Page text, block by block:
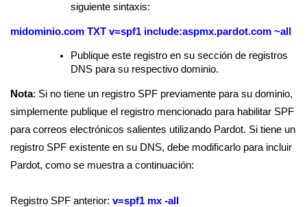
siguiente sintaxis:
midominio.com TXT v=spf1 include:aspmx.pardot.com ~all
Publique este registro en su sección de registros
DNS para su respectivo dominio.
Nota: Si no tiene un registro SPF previamente para su dominio,
simplemente publique el registro mencionado para habilitar SPF
para correos electrónicos salientes utilizando Pardot. Si tiene un
registro SPF existente en su DNS, debe modificarlo para incluir
Pardot, como se muestra a continuación:
Registro SPF anterior: v=spf1 mx -all